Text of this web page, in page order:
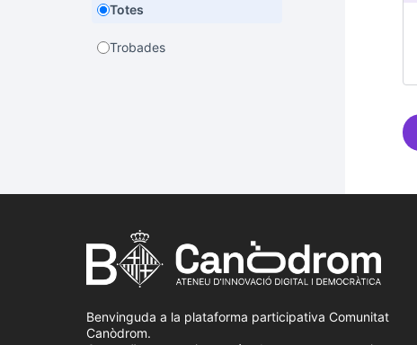
Totes
Trobades
Benvinguda a la plataforma participativa Comunitat
Canòdrom.